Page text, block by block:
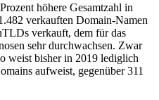
höhere Gesamtzahl in
verkauften Domain-Namen
verkauft, dem für das
sehr durchwachsen. Zwar
weist bisher in 2019 lediglich
aufweist, gegenüber 311